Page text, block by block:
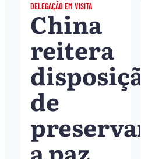
DELEGAÇÃO EM VISITA
China
reitera
disposição
de
preservar
a paz